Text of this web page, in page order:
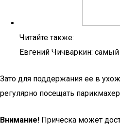
Читайте также:
Евгений Чичваркин:
Зато для поддержания ее в
регулярно посещать
Внимание! Прическа может